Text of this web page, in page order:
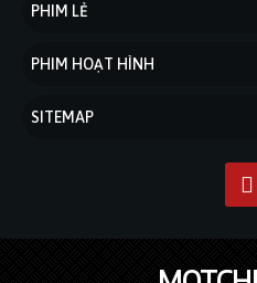
PHIM LẺ
PHIM HOẠT HÌNH
SITEMAP